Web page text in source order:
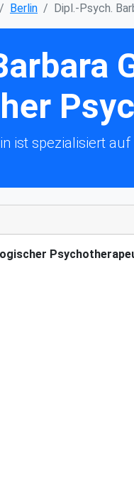
Berlin Dipl.-Psych.
ist spezialisiert auf